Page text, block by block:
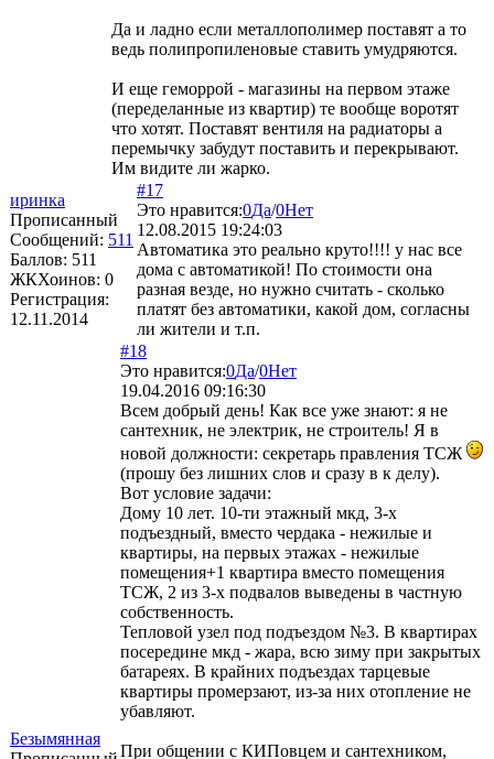
Да и ладно если металлополимер поставят а то
ведь полипропиленовые ставить умудряются.
И еще геморрой - магазины на первом этаже
(переделанные из квартир) те вообще воротят
что хотят. Поставят вентиля на радиаторы а
перемычку забудут поставить и перекрывают.
Им видите ли жарко.
иринка
Прописанный
Сообщений: 511
Баллов: 511
ЖКХоинов: 0
Регистрация:
12.11.2014
#17
Это нравится:0Да/0Нет
12.08.2015 19:24:03
Автоматика это реально круто!!!! у нас все
дома с автоматикой! По стоимости она
разная везде, но нужно считать - сколько
платят без автоматики, какой дом, согласны
ли жители и т.п.
Безымянная
#18
Это нравится:0Да/0Нет
19.04.2016 09:16:30
Всем добрый день! Как все уже знают: я не
сантехник, не электрик, не строитель! Я в
новой должности: секретарь правления ТСЖ
(прошу без лишних слов и сразу в к делу).
Вот условие задачи:
Дому 10 лет. 10-ти этажный мкд, 3-х
подъездный, вместо чердака - нежилые и
квартиры, на первых этажах - нежилые
помещения+1 квартира вместо помещения
ТСЖ, 2 из 3-х подвалов выведены в частную
собственность.
Тепловой узел под подъездом №3. В квартирах
посередине мкд - жара, всю зиму при закрытых
батареях. В крайних подъездах тарцевые
квартиры промерзают, из-за них отопление не
убавляют.
При общении с КИПовцем и сантехником,